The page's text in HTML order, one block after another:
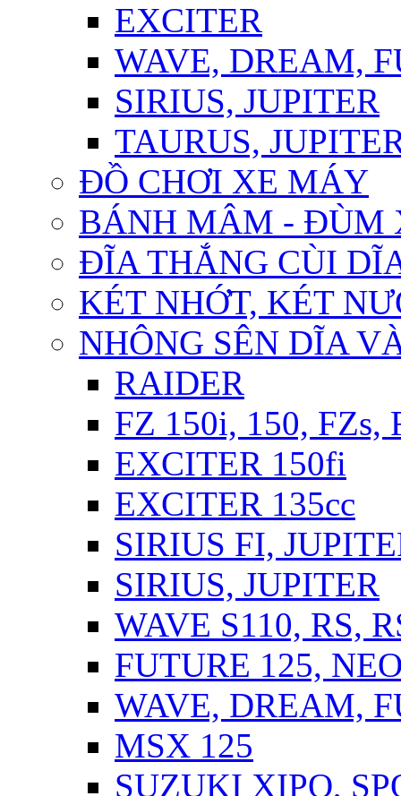
EXCITER
WAVE, DREAM,
SIRIUS, JUPITER
TAURUS,
ĐỒ CHƠI XE MÁY
BÁNH MÂM - ĐÙM
ĐĨA THẮNG CÙI
KÉT NHỚT, KÉT
NHÔNG SÊN DĨA
RAIDER
FZ 150i, 150, FZs,
EXCITER 150fi
EXCITER 135cc
SIRIUS FI,
SIRIUS, JUPITER
WAVE S110, RS,
FUTURE 125,
WAVE, DREAM,
MSX 125
SUZUKI XIPO,